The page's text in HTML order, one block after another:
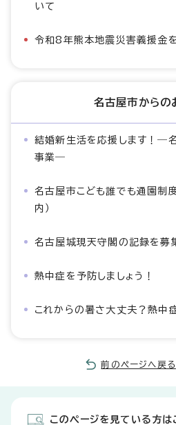
いて
令和8年熊本地震災害義援金
名古屋市からの
結婚新生活を応援します！―
事業―
名古屋市こども誰でも通園制
内）
名古屋城現天守閣の記録を募
熱中症を予防しましょう！
これからの暑さ大丈夫？熱中
前のページへ戻る
このページを見ている方は